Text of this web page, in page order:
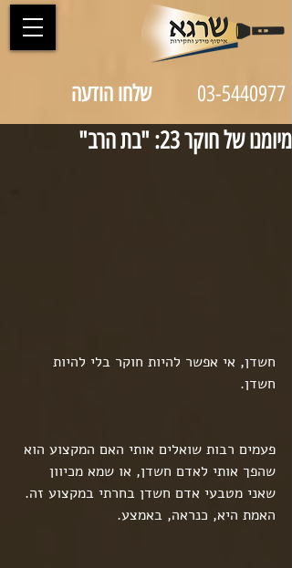
03-5440977 שלחו הודעה
מיומנו של חוקר 23: "בת הרב"
חשדן, אי אפשר להיות חוקר בלי להיות
חשדן.
פעמים רבות שואלים אותי האם המקצוע הוא
שהפך אותי לאדם חשדן, או שמא מכיוון
שאני מטבעי אדם חשדן בחרתי במקצוע זה.
האמת היא, כנראה, באמצע.